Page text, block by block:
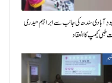
آبادی سندھ کی جانب سے ابراہیم حیدری
کیمپ کا انعقاد